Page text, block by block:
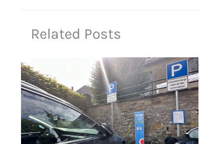
Related Posts